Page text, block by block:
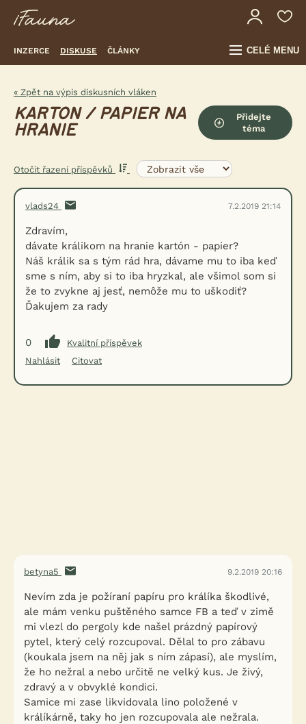
INZERCE DISKUSE ČLÁNKY CELÉ MENU
« Zpět na výpis diskusních vláken
KARTON / PAPIER NA
HRANIE
Přidejte
téma
Otočit řazení příspěvků
vlads24 7.2.2019 21:14
Zdravím,
dávate králikom na hranie kartón - papier?
Náš králik sa s tým rád hra, dávame mu to iba keď
sme s ním, aby si to iba hryzkal, ale všimol som si
že to zvykne aj jesť, nemôže mu to uškodiť?
Ďakujem za rady
0
Kvalitní příspěvek
Nahlásit
Citovat
betyna5 9.2.2019 20:16
Nevím zda je požíraní papíru pro králíka škodlivé,
ale mám venku puštěného samce FB a teď v zimě
mi vlezl do pergoly kde našel prázdný papírový
pytel, který celý rozcupoval. Dělal to pro zábavu
(koukala jsem na něj jak s ním zápasí), ale myslím,
že ho nežral a nebo určitě ne velký kus. Je živý,
zdravý a v obvyklé kondici.
Samice mi zase likvidovala lino položené v
králíkárně, taky ho jen rozcupovala ale nežrala.